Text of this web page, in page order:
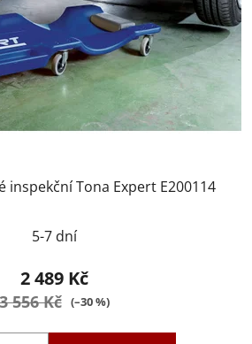
inspekční Tona Expert E200114
5-7 dní
2 489 Kč
556 Kč (–30 %)